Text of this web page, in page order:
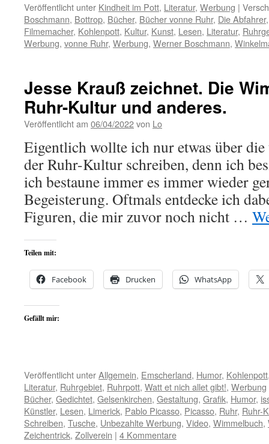
Veröffentlicht unter Kindheit im Pott, Literatur, Werbung |
Boschmann, Bottrop, Bücher, Bücher vonne Ruhr, Die Abfahrer
Filmemacher, Kohlenpott, Kultur, Kunst, Lesen, Literatur,
Werbung, vonne Ruhr, Werbung, Werner Boschmann,
Jesse Krauß zeichnet. Die
Ruhr-Kultur und anderes.
Veröffentlicht am 06/04/2022von Lo
Eigentlich wollte ich nur etwas über
der Ruhr-Kultur schreiben, denn ich
ich bestaune immer es immer wieder
Begeisterung. Oftmals entdecke ich
Figuren, die mir zuvor noch nicht …
Teilen mit:
Facebook Drucken WhatsApp
Gefällt mir:
Veröffentlicht unterAllgemein, Emscherland, Humor, Kohlenpott
Literatur, Ruhrgebiet, Ruhrpott, Watt et nich allet gibt!, Werbung
Bücher, Gedichtet, Gelsenkirchen, Gestaltung, Grafik, Humor,
Künstler, Lesen, Limerick, Pablo Picasso, Picasso, Ruhr, Ruhr-
Schreiben, Tusche, Unbezahlte Werbung, Video, Wimmelbuch,
Zeichentrick, Zollverein | 4 Kommentare